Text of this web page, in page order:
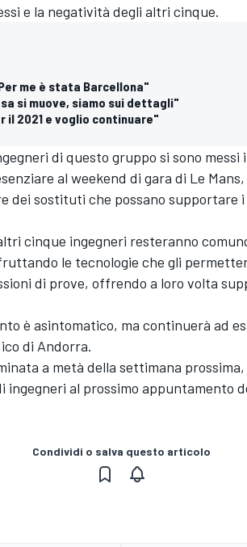
e la negatività degli altri cinque.
me è stata Barcellona"
si muove, siamo sui dettagli"
il 2021 e voglio continuare"
di questo gruppo si sono messi
al weekend di gara di Le
dei sostituti che possano supportare
cinque ingegneri resteranno
le tecnologie che gli
di prove, offrendo a loro volta
è asintomatico, ma continuerà ad
di Andorra.
a metà della settimana
al prossimo appuntamento
Condividi o salva questo articolo